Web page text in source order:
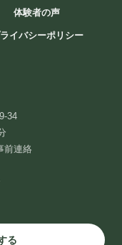
体験者の声
イバシーポリシー
34
前連絡
る